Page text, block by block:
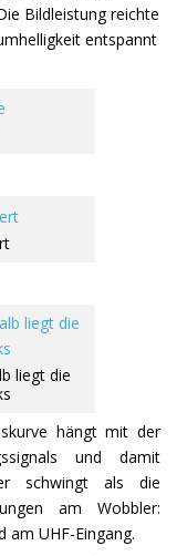
Bildleistung reichte
entspannt
liegt die
hängt mit der
und damit
schwingt als die
am Wobbler:
am UHF-Eingang.